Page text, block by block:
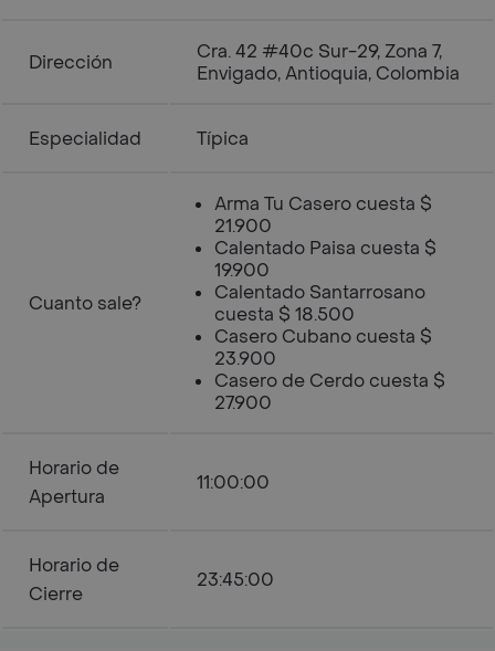
Dirección
Cra. 42 #40c Sur-29, Zona 7,
Envigado, Antioquia, Colombia
Especialidad Típica
Cuanto sale?
Arma Tu Casero cuesta $
21.900
Calentado Paisa cuesta $
19.900
Calentado Santarrosano
cuesta $ 18.500
Casero Cubano cuesta $
23.900
Casero de Cerdo cuesta $
27.900
Horario de
Apertura
11:00:00
Horario de
Cierre
23:45:00